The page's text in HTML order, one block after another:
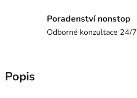
Poradenství nonstop
Odborné konzultace 24/7
Popis